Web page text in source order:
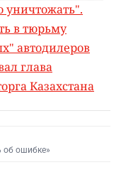
уничтожать".
в тюрьму
автодилеров
глава
Казахстана
об ошибке»